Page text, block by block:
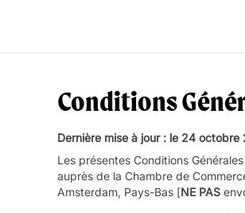
Conditions
Dernière mise à jour : le 24 octobre
Les présentes Conditions
auprès de la Chambre de
Amsterdam, Pays-Bas [NE PAS